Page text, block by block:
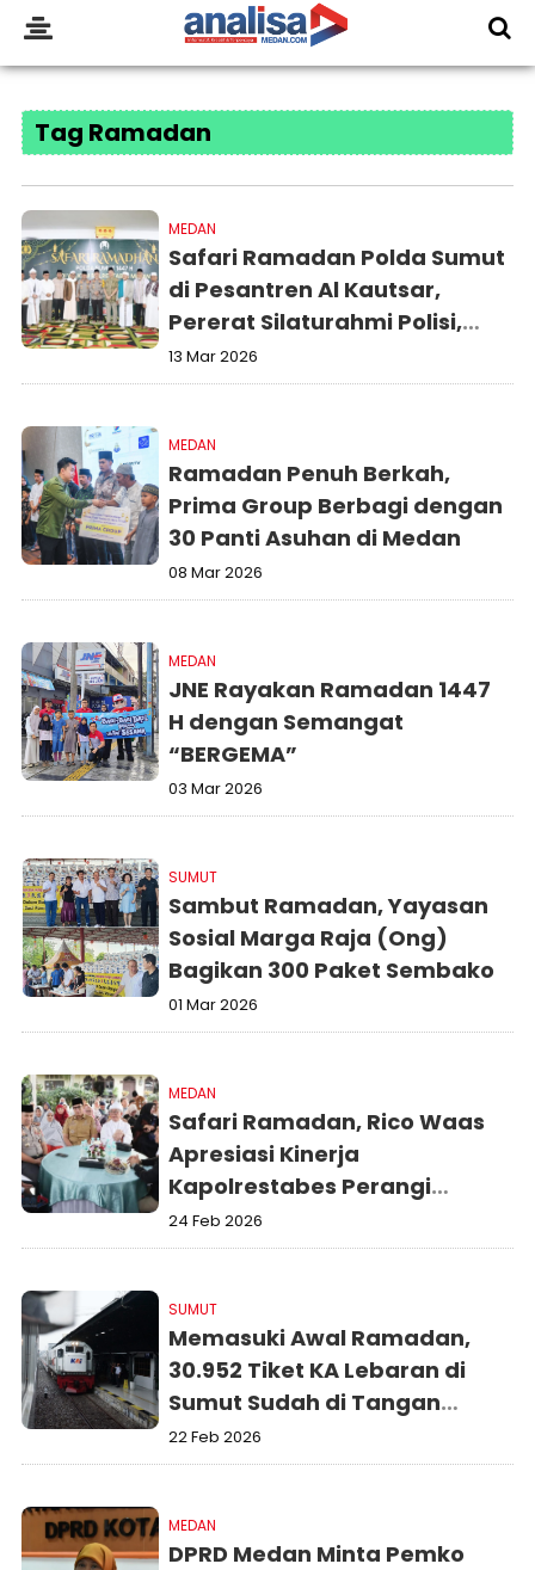
Tag Ramadan
MEDAN
Safari Ramadan Polda Sumut
di Pesantren Al Kautsar,
Pererat Silaturahmi Polisi,
Ulama dan Masyarakat
13 Mar 2026
MEDAN
Ramadan Penuh Berkah,
Prima Group Berbagi dengan
30 Panti Asuhan di Medan
08 Mar 2026
MEDAN
JNE Rayakan Ramadan 1447
H dengan Semangat
“BERGEMA”
03 Mar 2026
SUMUT
Sambut Ramadan, Yayasan
Sosial Marga Raja (Ong)
Bagikan 300 Paket Sembako
01 Mar 2026
MEDAN
Safari Ramadan, Rico Waas
Apresiasi Kinerja
Kapolrestabes Perangi
Narkoba
24 Feb 2026
SUMUT
Memasuki Awal Ramadan,
30.952 Tiket KA Lebaran di
Sumut Sudah di Tangan
Penumpang
22 Feb 2026
MEDAN
DPRD Medan Minta Pemko